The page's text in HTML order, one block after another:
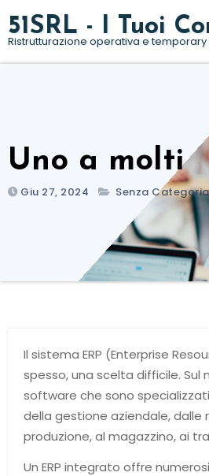
al51SRL - I Tuoi
Ristrutturazione operativa e
Uno a molti
Giu 27, 2024 Senza Categoria
Il sistema ERP (Enterprise
spesso, una scelta difficile. Sul
software che sono
della gestione aziendale, dalle
produzione, al magazzino, ai
Un ERP integrato offre